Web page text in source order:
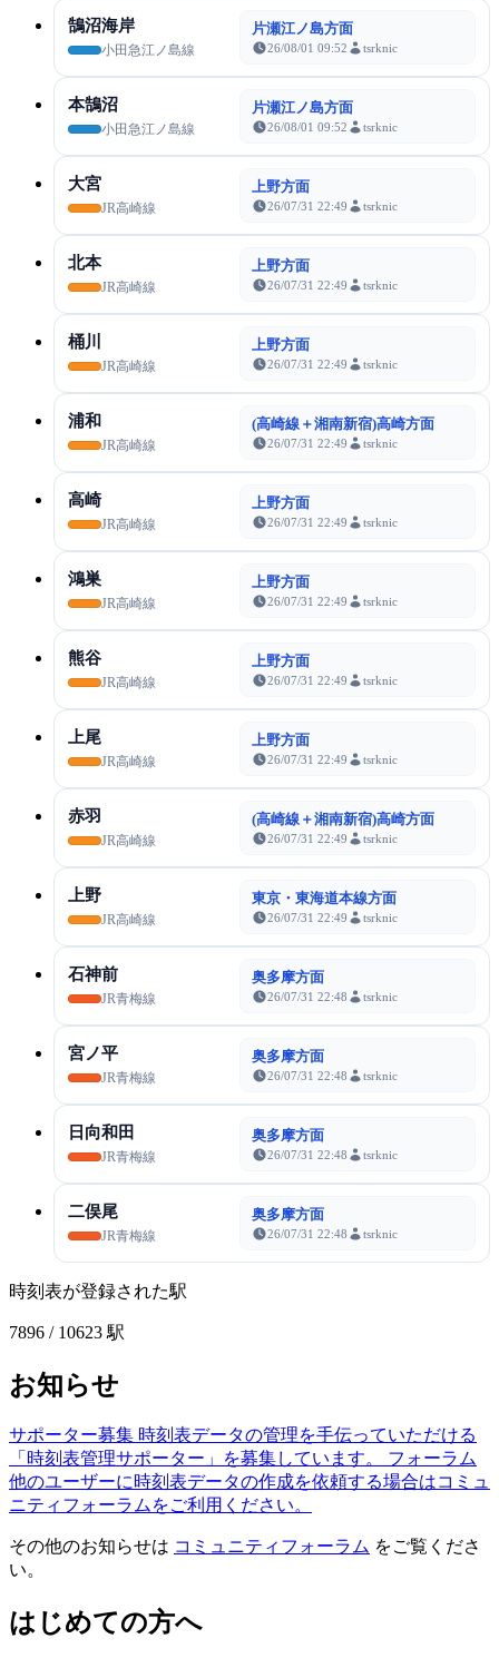
鵠沼海岸
小田急江ノ島線
片瀬江ノ島方面
26/08/01 09:52 tsrknic
本鵠沼
小田急江ノ島線
片瀬江ノ島方面
26/08/01 09:52 tsrknic
大宮
JR高崎線
上野方面
26/07/31 22:49 tsrknic
北本
JR高崎線
上野方面
26/07/31 22:49 tsrknic
桶川
JR高崎線
上野方面
26/07/31 22:49 tsrknic
浦和
JR高崎線
(高崎線＋湘南新宿)高崎方面
26/07/31 22:49 tsrknic
高崎
JR高崎線
上野方面
26/07/31 22:49 tsrknic
鴻巣
JR高崎線
上野方面
26/07/31 22:49 tsrknic
熊谷
JR高崎線
上野方面
26/07/31 22:49 tsrknic
上尾
JR高崎線
上野方面
26/07/31 22:49 tsrknic
赤羽
JR高崎線
(高崎線＋湘南新宿)高崎方面
26/07/31 22:49 tsrknic
上野
JR高崎線
東京・東海道本線方面
26/07/31 22:49 tsrknic
石神前
JR青梅線
奥多摩方面
26/07/31 22:48 tsrknic
宮ノ平
JR青梅線
奥多摩方面
26/07/31 22:48 tsrknic
日向和田
JR青梅線
奥多摩方面
26/07/31 22:48 tsrknic
二俣尾
JR青梅線
奥多摩方面
26/07/31 22:48 tsrknic
時刻表が登録された駅
7896 / 10623 駅
お知らせ
サポーター募集 時刻表データの管理を手伝っていただける
「時刻表管理サポーター」を募集しています。
フォーラム
他のユーザーに時刻表データの作成を依頼する場合はコミュ
ニティフォーラムをご利用ください。
その他のお知らせは コミュニティフォーラム をご覧くださ
い。
はじめての方へ